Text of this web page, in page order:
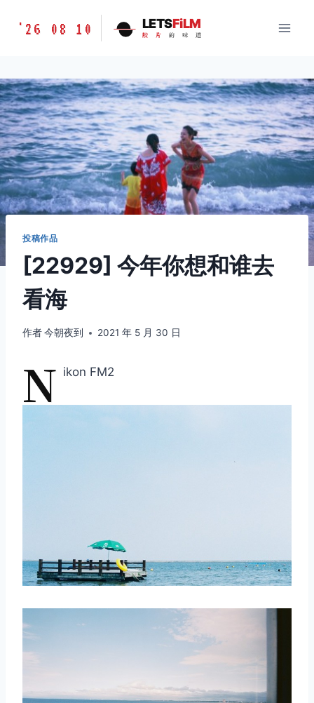
胶
味
道
LETSFILM
'26 08 10 LETSFiLM
胶 片 的 味 道
投稿作品
[22929] 今年你想和谁去
看海
作者今朝夜到 2021 年 5 月 30 日
N ikon FM2